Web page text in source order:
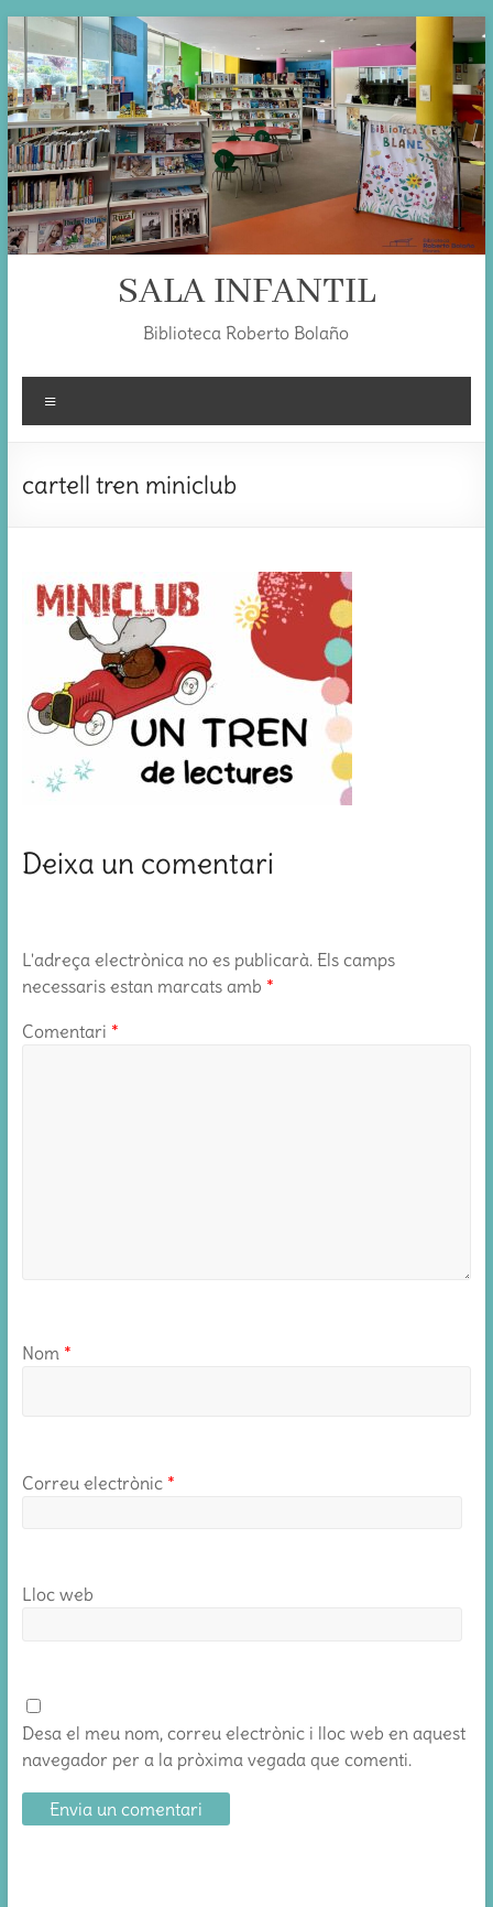
Skip
to
content
SALA INFANTIL
Biblioteca Roberto Bolaño
cartell tren miniclub
Deixa un comentari
L'adreça electrònica no es publicarà. Els camps
necessaris estan marcats amb *
Comentari *
Nom *
Correu electrònic *
Lloc web
Desa el meu nom, correu electrònic i lloc web en aquest
navegador per a la pròxima vegada que comenti.